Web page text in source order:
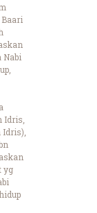
Nabi
Idris,
yg